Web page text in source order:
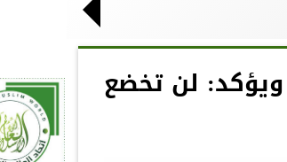
لن تخضع